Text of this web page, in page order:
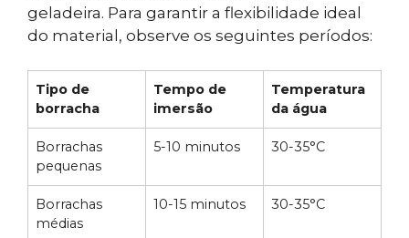
geladeira. Para garantir a flexibilidade ideal
do material, observe os seguintes períodos:
Tipo de
borracha
Tempo de
imersão
Temperatura
da água
Borrachas
pequenas
5-10 minutos 30-35°C
Borrachas
médias
10-15 minutos 30-35°C